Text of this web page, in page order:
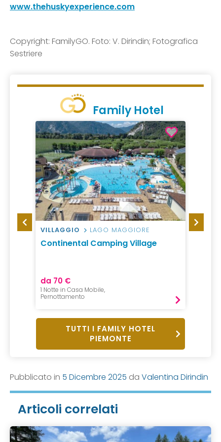
www.thehuskyexperience.com
Copyright: FamilyGO. Foto: V. Dirindin; Fotografica
Sestriere
Family Hotel
VILLAGGIO LAGO MAGGIORE
Continental Camping Village
da 70 €
1 Notte in Casa Mobile,
Pernottamento
TUTTI I FAMILY HOTEL
PIEMONTE
Pubblicato in 5 Dicembre 2025 da Valentina Dirindin
Articoli correlati